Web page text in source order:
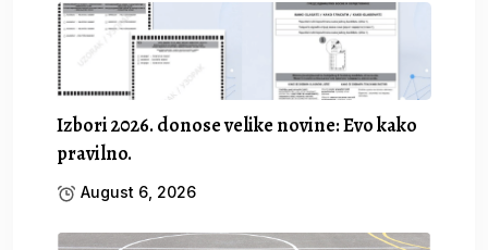
Izbori 2026. donose velike novine: Evo kako
pravilno.
August 6, 2026